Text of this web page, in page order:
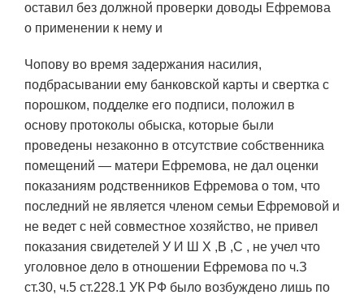
оставил без должной проверки доводы Ефремова
о применении к нему и
Чопову во время задержания насилия,
подбрасывании ему банковской карты и свертка с
порошком, подделке его подписи, положил в
основу протоколы обыска, которые были
проведены незаконно в отсутствие собственника
помещений — матери Ефремова, не дал оценки
показаниям родственников Ефремова о том, что
последний не является членом семьи Ефремовой и
не ведет с ней совместное хозяйство, не привел
показания свидетелей У И Ш Х ,В ,С , не учел что
уголовное дело в отношении Ефремова по ч.З
ст.30, ч.5 ст.228.1 УК РФ было возбуждено лишь по